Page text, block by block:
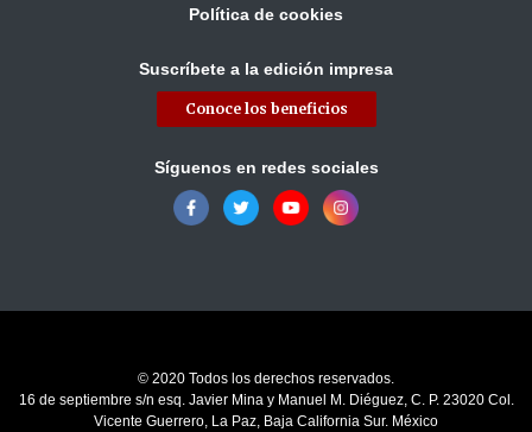
Política de cookies
Suscríbete a la edición impresa
Conoce los beneficios
Síguenos en redes sociales
© 2020 Todos los derechos reservados.
16 de septiembre s/n esq. Javier Mina y Manuel M. Diéguez, C. P. 23020 Col.
Vicente Guerrero, La Paz, Baja California Sur. México